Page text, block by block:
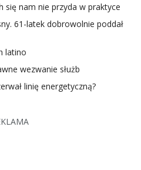
się nam nie przyda w praktyce
61-latek dobrowolnie poddał
latino
wezwanie służb
linię energetyczną?